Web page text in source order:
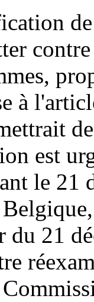
à
est
le 21
du 21